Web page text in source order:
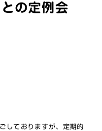
の定例会
しておりますが、定期的